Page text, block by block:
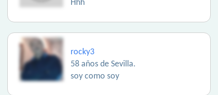
Hhh
rocky3
58 años de Sevilla.
soy como soy